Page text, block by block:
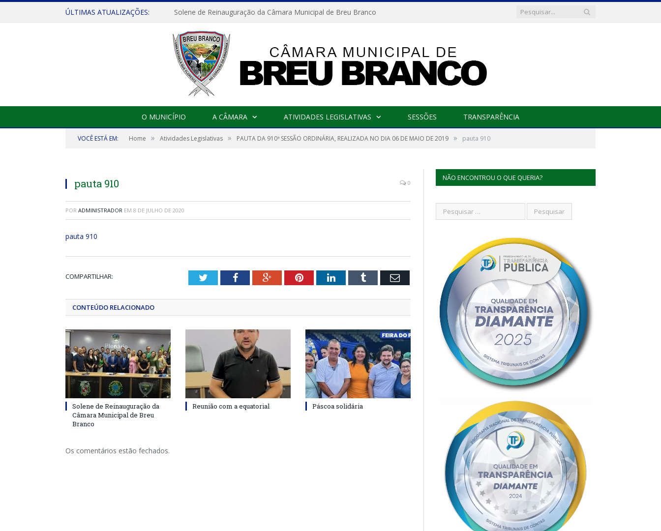
ÚLTIMAS ATUALIZAÇÕES: Solene de Reinauguração da Câmara Municipal de Breu Branco
O MUNICÍPIO A CÂMARA ATIVIDADES LEGISLATIVAS SESSÕES TRANSPARÊNCIA
VOCÊ ESTÁ EM: Home » Atividades Legislativas » PAUTA DA 910ª SESSÃO ORDINÁRIA, REALIZADA NO DIA 06 DE MAIO DE 2019 » pauta 910
pauta 910 0
POR ADMINISTRADOR EM 8 DE JULHO DE 2020
pauta 910
COMPARTILHAR: TwitterFacebookGoogle+PinterestLinkedInTumblr Email
CONTEÚDO RELACIONADO
Solene de Reinauguração da
Câmara Municipal de Breu
Branco
Reunião com a equatorial Páscoa solidária
Os comentários estão fechados.
NÃO ENCONTROU O QUE QUERIA?